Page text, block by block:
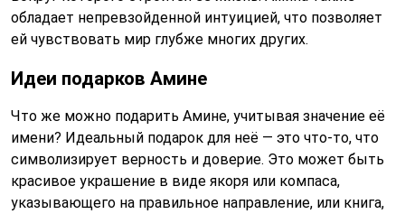
обладает непревзойденной интуицией, что позволяет
ей чувствовать мир глубже многих других.
Идеи подарков Амине
Что же можно подарить Амине, учитывая значение её
имени? Идеальный подарок для неё — это что-то, что
символизирует верность и доверие. Это может быть
красивое украшение в виде якоря или компаса,
указывающего на правильное направление, или книга,